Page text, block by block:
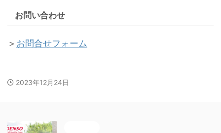
お問い合わせ
＞ お問合せフォーム
2023年12月24日